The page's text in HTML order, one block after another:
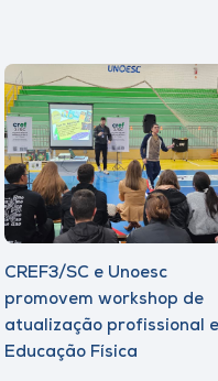
CREF3/SC e Unoesc
promovem workshop de
atualização profissional
Educação Física